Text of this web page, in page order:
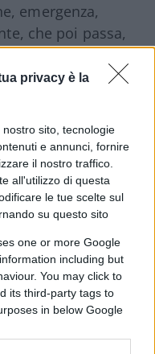
privacy è la
sito, tecnologie
e annunci, fornire
il nostro traffico.
all'utilizzo di questa
le tue scelte sul
su questo sito
one or more Google
including but
You may click to
its third-party tags to
in below Google
emergenza,
che poi passa,
di Milano: ma quale
Poi, mentre lui
4 bambini rom
un cane
dedita alle
percezione, si
abusivi,
che tra
per la bella
come delle